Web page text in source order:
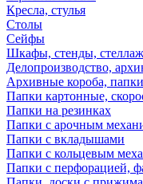
Кресла, стулья
Столы
Сейфы
Шкафы, стенды,
Делопроизводство,
Архивные короба, папки
Папки картонные,
Папки на резинках
Папки с арочным
Папки с вкладышами
Папки с кольцевым
Папки с перфорацией,